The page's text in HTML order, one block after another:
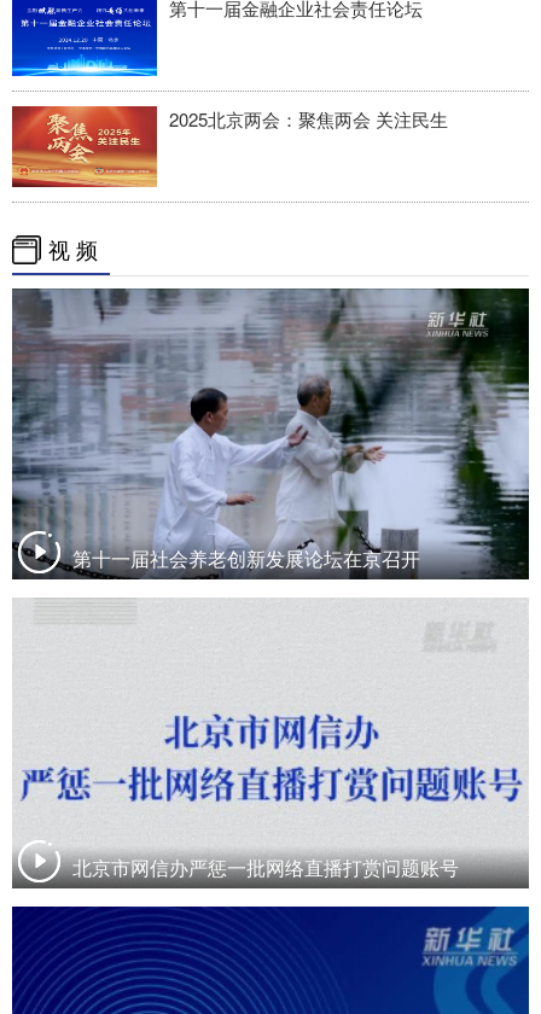
第十一届金融企业社会责任论坛
2025北京两会：聚焦两会 关注民生
视 频
第十一届社会养老创新发展论坛在京召开
北京市网信办严惩一批网络直播打赏问题账号